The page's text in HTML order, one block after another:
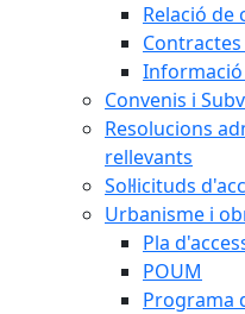
Relació de
Convenis i
Resolucions
rellevants
Sol·licituds
Urbanisme i
Pla
POUM
Programa